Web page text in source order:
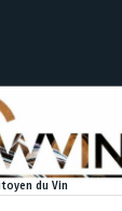
du Vin